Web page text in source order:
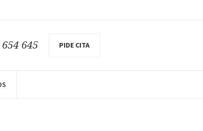
645 PIDE CITA